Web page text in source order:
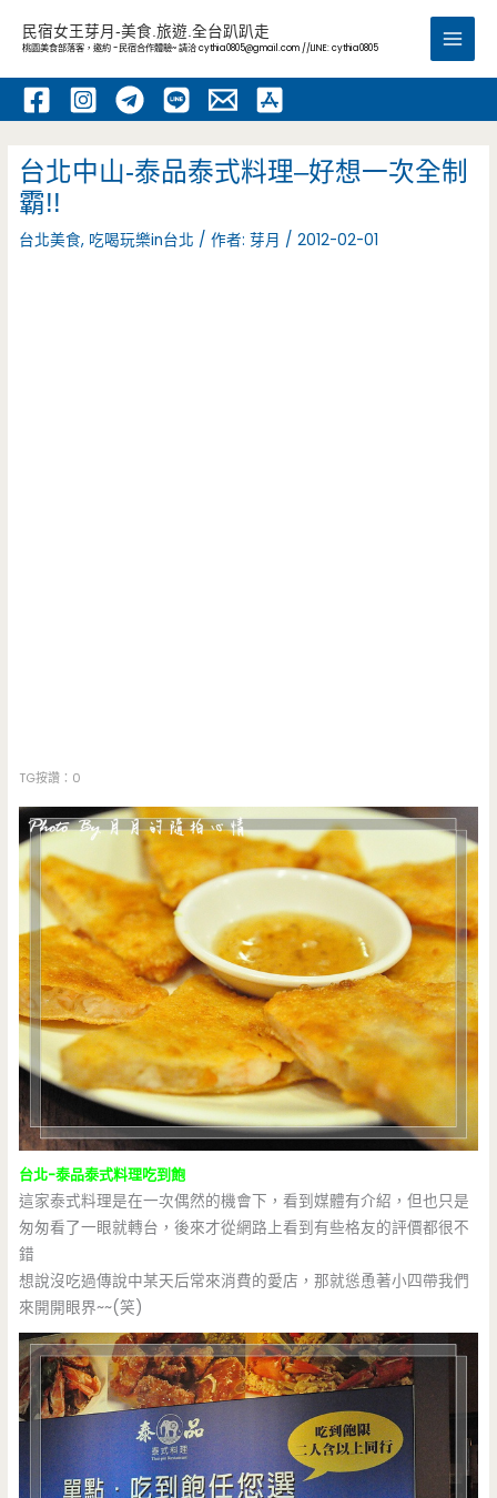
內
民宿女王芽月-美食.旅遊.全台趴趴走
桃園美食部落客，邀約 -民宿合作體驗~ 請洽cythia0805@gmail.com //LINE: cythia0805
Main
台北中山-泰品泰式料理–好想一次全制
霸!!
台北美食, 吃喝玩樂in台北 / 作者:芽月 /2012-02-01
TG按讚：0
台北-泰品泰式料理吃到飽
這家泰式料理是在一次偶然的機會下，看到媒體有介紹，但也只是
匆匆看了一眼就轉台，後來才從網路上看到有些格友的評價都很不
錯
想說沒吃過傳說中某天后常來消費的愛店，那就慫恿著小四帶我們
來開開眼界~~(笑)